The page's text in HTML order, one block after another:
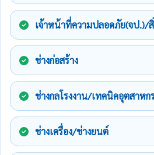
เจ้าหน้าที่ความปลอดภัย(จป.)/
ช่างก่อสร้าง
ช่างกลโรงงาน/เทคนิคอุตสาหก
ช่างเครื่อง/ช่างยนต์